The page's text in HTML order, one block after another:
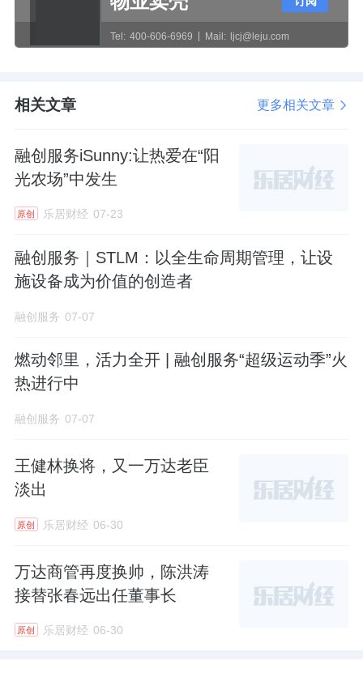
这一点，倒是和汪孟德比较像。
汪孟德在融创，也是当了几年的首席财务官，
汪孟德拥有着丰富的地产经验和财务知识、做
事低调。
务官”角色。
易中从不露声色。
达文旅项目的收购与整合，他也起到了重要的
推动作用。
2015年9月，汪孟德出任融创行政总裁后，他
更多地走到台前，为公司的战略转型和产品理
念站台。
比如，2018年11月，融创发布首个中式产品谱
Tel: 400-606-6969 Mail: ljcj@leju.com
相关文章 更多相关文章
融创服务iSunny:让热爱在“阳
光农场”中发生
原创 乐居财经 07-23
融创服务｜STLM：以全生命周期管理，让设
施设备成为价值的创造者
融创服务 07-07
燃动邻里，活力全开 | 融创服务“超级运动季”火
热进行中
融创服务 07-07
王健林换将，又一万达老臣
淡出
原创 乐居财经 06-30
万达商管再度换帅，陈洪涛
接替张春远出任董事长
原创 乐居财经 06-30